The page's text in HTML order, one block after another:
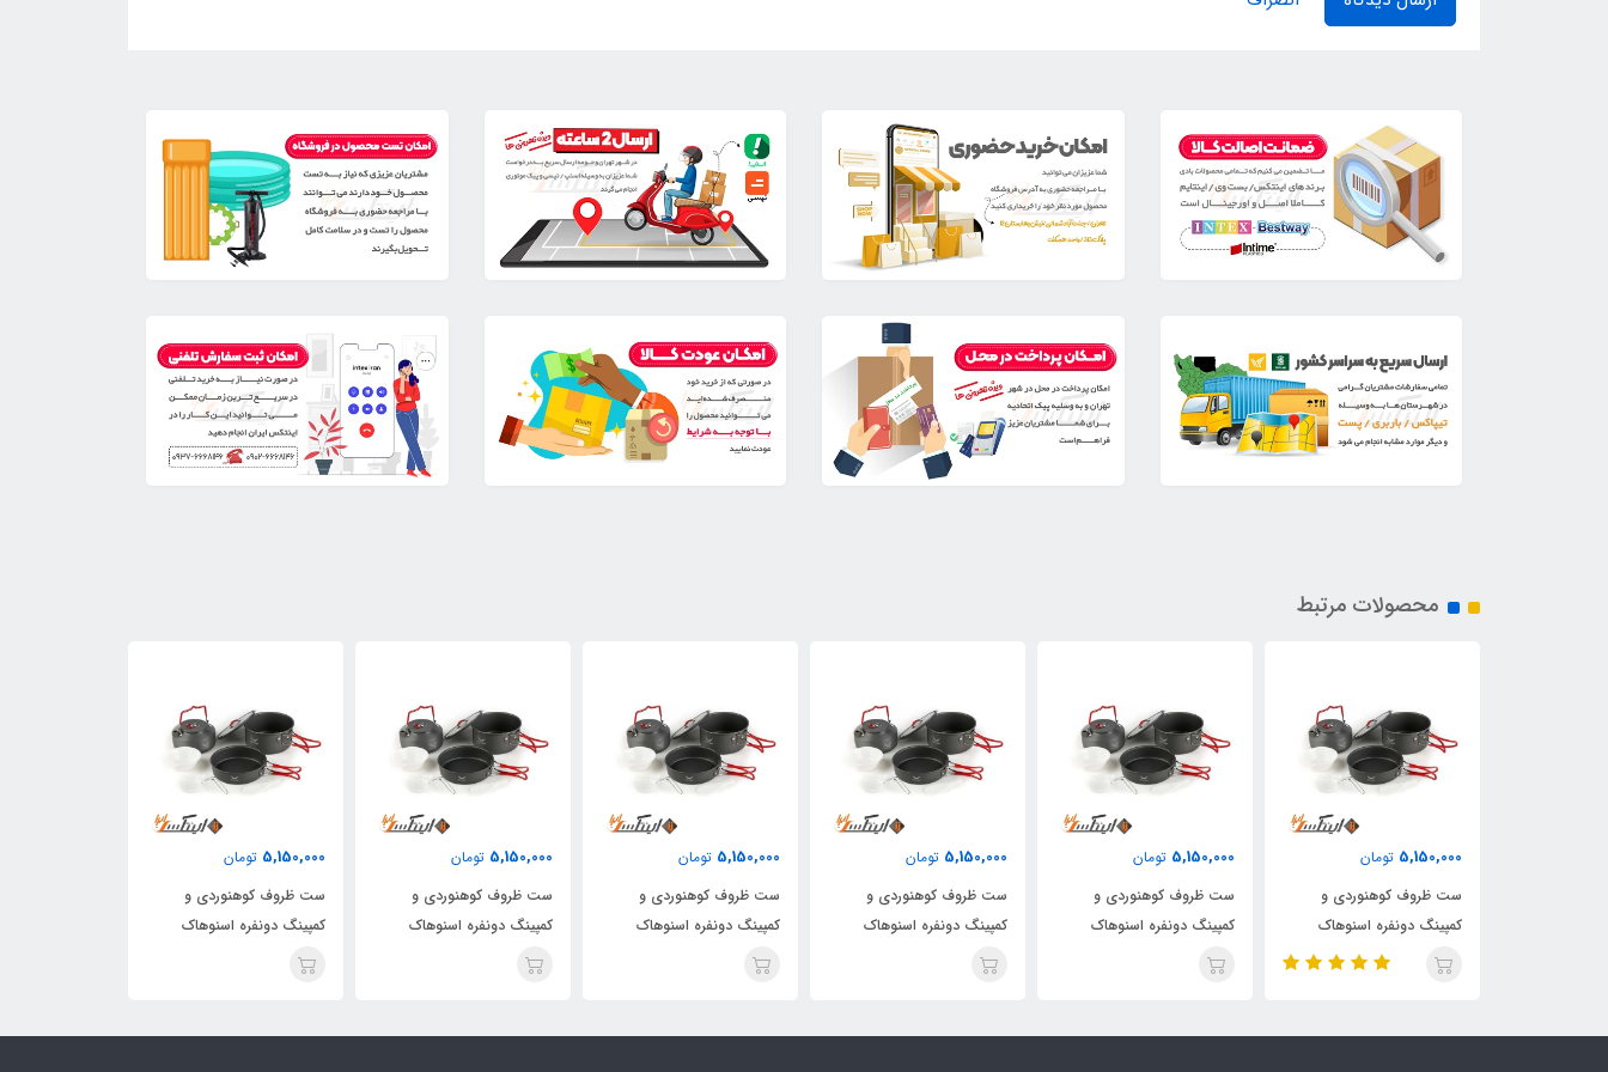
محصولات مرتبط
5,150,000 تومان
ست ظروف کوهنوردی و
کمپینگ دونفره اسنوهاک
5,150,000 تومان
ست ظروف کوهنوردی و
کمپینگ دونفره اسنوهاک
5,150,000 تومان
ست ظروف کوهنوردی و
کمپینگ دونفره اسنوهاک
5,150,000 تومان
ست ظروف کوهنوردی و
کمپینگ دونفره اسنوهاک
5,150,000 تومان
ست ظروف کوهنوردی و
کمپینگ دونفره اسنوهاک
5,150,000 تومان
ست ظروف کوهنوردی و
کمپینگ دونفره اسنوهاک